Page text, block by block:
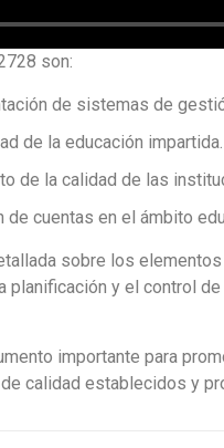
son:
de sistemas de
de la educación impartida.
de la calidad de las
de cuentas en el ámbito
sobre los
planificación y el control
importante para
calidad establecidos y